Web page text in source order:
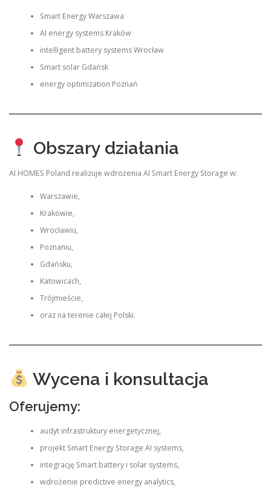
Smart Energy Warszawa
AI energy systems Kraków
intelligent battery systems Wrocław
Smart solar Gdańsk
energy optimization Poznań
Obszary działania
AI HOMES Poland realizuje wdrożenia AI Smart Energy Storage w:
Warszawie,
Krakowie,
Wrocławiu,
Poznaniu,
Gdańsku,
Katowicach,
Trójmieście,
oraz na terenie całej Polski.
Wycena i konsultacja
Oferujemy:
audyt infrastruktury energetycznej,
projekt Smart Energy Storage AI systems,
integrację Smart battery i solar systems,
wdrożenie predictive energy analytics,